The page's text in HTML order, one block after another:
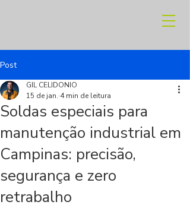
Post
Soldas especiais para
manutenção industrial em
Campinas: precisão,
segurança e zero
retrabalho
GIL CELIDONIO
15 de jan. 4 min de leitura